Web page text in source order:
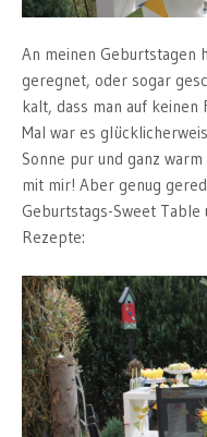
An meinen Geburtstagen
geregnet, oder sogar
kalt, dass man auf keinen
Mal war es
Sonne pur und ganz
mit mir! Aber genug
Geburtstags-Sweet
Rezepte: